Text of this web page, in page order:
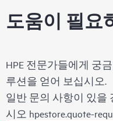
도움이 필요
HPE 전문가들에게 궁
루션을 얻어 보십시오.
일반 문의 사항이 있을
시오 hpestore.quote-